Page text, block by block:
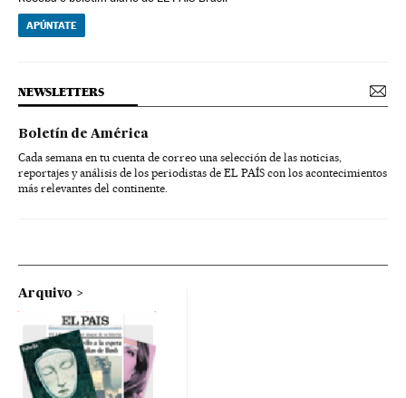
APÚNTATE
NEWSLETTERS
Boletín de América
Cada semana en tu cuenta de correo una selección de las noticias,
reportajes y análisis de los periodistas de EL PAÍS con los acontecimientos
más relevantes del continente.
Arquivo